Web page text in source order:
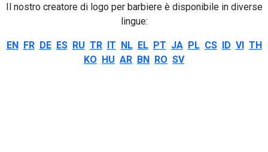
Il nostro creatore di logo per barbiere è disponibile in diverse
lingue:
EN FR DE ES RU TR IT NL EL PT JA PL CS ID VI TH
KO HU AR BN RO SV